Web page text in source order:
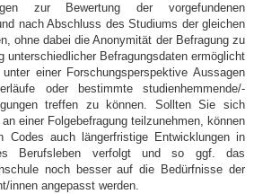
zur Bewertung der vorgefundenen
nach Abschluss des Studiums der gleichen
ohne dabei die Anonymität der Befragung zu
unterschiedlicher Befragungsdaten ermöglicht
einer Forschungsperspektive Aussagen
oder bestimmte studienhemmende/-
treffen zu können. Sollten Sie sich
einer Folgebefragung teilzunehmen, können
Codes auch längerfristige Entwicklungen in
Berufsleben verfolgt und so ggf. das
noch besser auf die Bedürfnisse der
innen angepasst werden.